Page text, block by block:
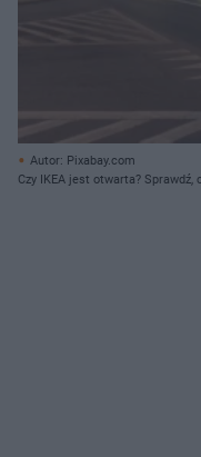
Autor: Pixabay.com
Czy IKEA jest otwarta?